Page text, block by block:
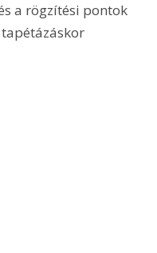
a rögzítési pontok